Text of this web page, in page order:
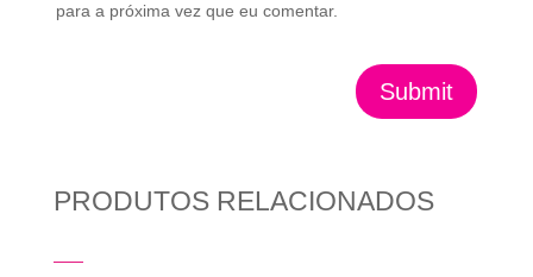
para a próxima vez que eu comentar.
Submit
PRODUTOS RELACIONADOS